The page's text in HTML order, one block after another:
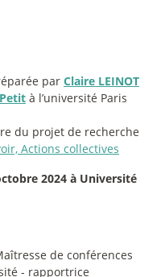
par Claire LEINOT
à l’université Paris
du projet de recherche
Actions collectives
2024 à Université
de conférences
- rapportrice